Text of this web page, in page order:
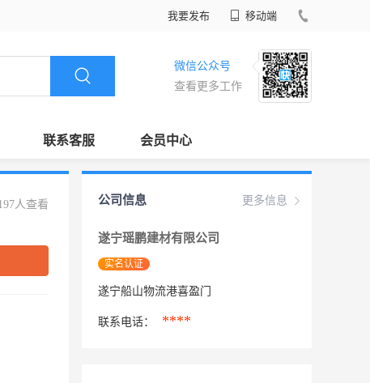
我要发布 移动端
微信公众号
查看更多工作
联系客服 会员中心
人查看 更多信息
公司信息
遂宁瑶鹏建材有限公司
实名认证
遂宁船山物流港喜盈门
联系电话： ****